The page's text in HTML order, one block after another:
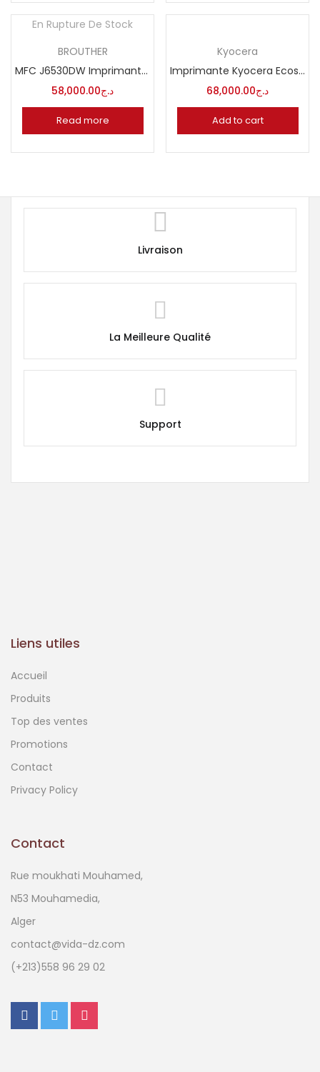
En Rupture De Stock
BROUTHER
MFC J6530DW Imprimante multifonction 4 en 1 jet d’encre A3 Wi-Fi
د.ج58,000.00
Read more
Kyocera
Imprimante Kyocera Ecosys FS 1025 MFP
د.ج68,000.00
Add to cart
Livraison
La Meilleure Qualité
Support
Liens utiles
Accueil
Produits
Top des ventes
Promotions
Contact
Privacy Policy
Contact
Rue moukhati Mouhamed,
N53 Mouhamedia,
Alger
contact@vida-dz.com
(+213)558 96 29 02